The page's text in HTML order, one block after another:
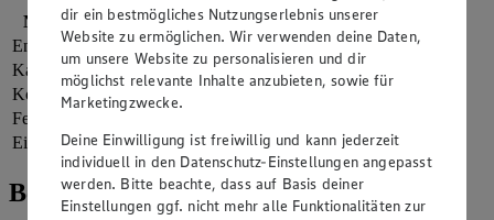
Nährwerte
pro Portion
Energie
645 kj (8 %)
Kalorien
154 kcal (8 %)
Kohlenhydrate
Fett
Eiweiß
1 g
Bewertung
dir ein bestmögliches Nutzungserlebnis unserer
Website zu ermöglichen. Wir verwenden deine Daten,
um unsere Website zu personalisieren und dir
möglichst relevante Inhalte anzubieten, sowie für
Marketingzwecke.
Deine Einwilligung ist freiwillig und kann jederzeit
individuell in den Datenschutz-Einstellungen angepasst
werden. Bitte beachte, dass auf Basis deiner
Einstellungen ggf. nicht mehr alle Funktionalitäten zur